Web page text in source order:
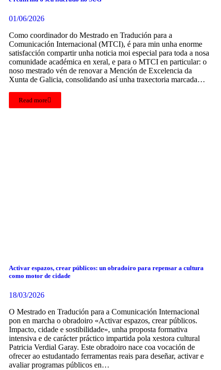
01/06/2026
Como coordinador do Mestrado en Tradución para a
Comunicación Internacional (MTCI), é para min unha enorme
satisfacción compartir unha noticia moi especial para toda a nosa
comunidade académica en xeral, e para o MTCI en particular: o
noso mestrado vén de renovar a Mención de Excelencia da
Xunta de Galicia, consolidando así unha traxectoria marcada…
Read more
Activar espazos, crear públicos: un obradoiro para repensar a cultura
como motor de cidade
18/03/2026
O Mestrado en Tradución para a Comunicación Internacional
pon en marcha o obradoiro «Activar espazos, crear públicos.
Impacto, cidade e sostibilidade», unha proposta formativa
intensiva e de carácter práctico impartida pola xestora cultural
Patricia Verdial Garay. Este obradoiro nace coa vocación de
ofrecer ao estudantado ferramentas reais para deseñar, activar e
avaliar programas públicos en…